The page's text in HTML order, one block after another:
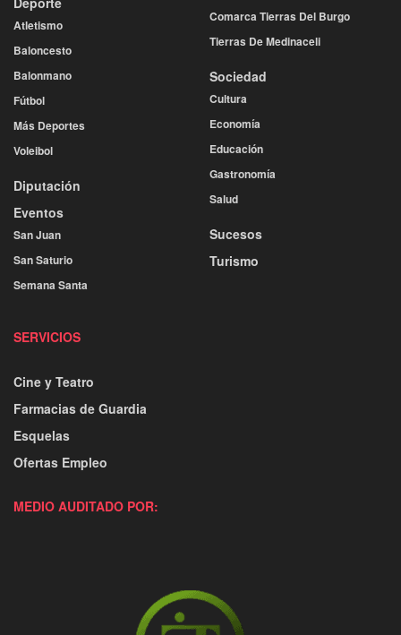
Atletismo
Baloncesto
Balonmano
Fútbol
Más Deportes
Voleibol
Diputación
Eventos
San Juan
San Saturio
Semana Santa
Comarca Tierras Del Burgo
Tierras De Medinaceli
Sociedad
Cultura
Economía
Educación
Gastronomía
Salud
Sucesos
Turismo
SERVICIOS
Cine y Teatro
Farmacias de Guardia
Esquelas
Ofertas Empleo
MEDIO AUDITADO POR: